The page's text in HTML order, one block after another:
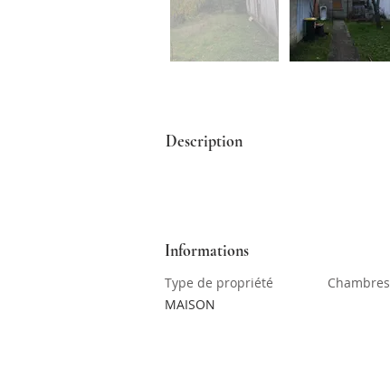
Description
Informations
Type de propriété
MAISON
Chambres